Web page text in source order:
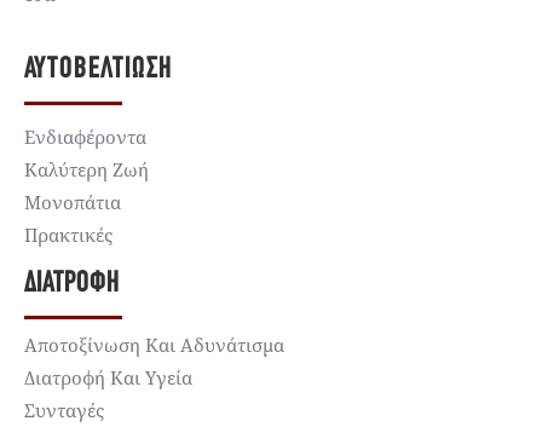
ΑΥΤΟΒΕΛΤΊΩΣΗ
Ενδιαφέροντα
Καλύτερη Ζωή
Μονοπάτια
Πρακτικές
ΔΙΑΤΡΟΦΉ
Αποτοξίνωση Και Αδυνάτισμα
Διατροφή Και Υγεία
Συνταγές